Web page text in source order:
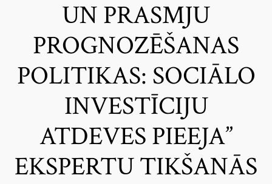
UN PRASMJU
PROGNOZĒŠANAS
POLITIKAS: SOCIĀLO
INVESTĪCIJU
ATDEVES PIEEJA”
EKSPERTU TIKŠANĀS